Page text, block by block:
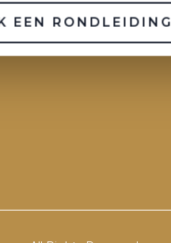
33
EEN RONDLEIDING